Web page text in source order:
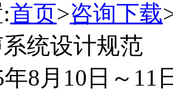
首页>咨询下载
统设计规范
月10日～11